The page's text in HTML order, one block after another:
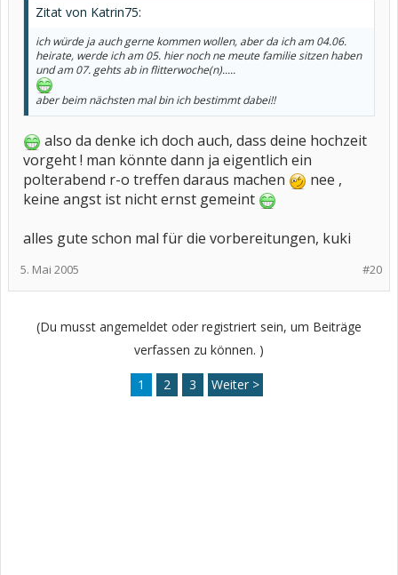
Zitat von Katrin75:
ich würde ja auch gerne kommen wollen, aber da ich am 04.06.
heirate, werde ich am 05. hier noch ne meute familie sitzen haben
und am 07. gehts ab in flitterwoche(n).....
aber beim nächsten mal bin ich bestimmt dabei!!
also da denke ich doch auch, dass deine hochzeit
vorgeht ! man könnte dann ja eigentlich ein
polterabend r-o treffen daraus machen
nee ,
keine angst ist nicht ernst gemeint
alles gute schon mal für die vorbereitungen, kuki
#20
5. Mai 2005
(Du musst angemeldet oder registriert sein, um Beiträge
verfassen zu können. )
1 2 3 Weiter >